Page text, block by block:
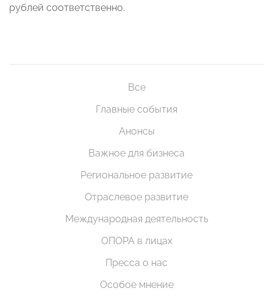
рублей соответственно.
Все
Главные события
Анонсы
Важное для бизнеса
Региональное развитие
Отраслевое развитие
Международная деятельность
ОПОРА в лицах
Пресса о нас
Особое мнение